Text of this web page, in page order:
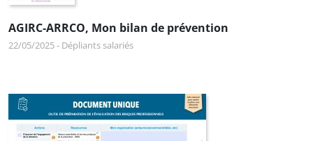
AGIRC-ARRCO, Mon bilan de prévention
22/05/2025- Dépliants salariés